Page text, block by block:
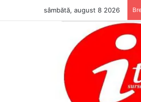
sâmbătă, august 8 2026